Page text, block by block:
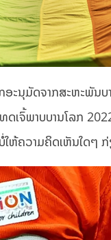
ອະນຸມັດຈາກສະຫະພັ
ເຈົ້ພາບບານໂລກ
ໃຫ້ຄວາມຄິດເຫັນໃດໆ